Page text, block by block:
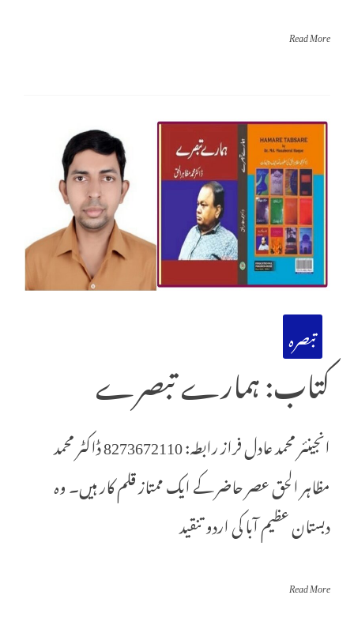
Read More
تبصرہ
کتاب: ہمارے تبصرے
انجینئر محمد عادل فراز رابطہ: 8273672110 ڈاکٹر محمد
مظاہر الحق عصر حاضر کے ایک ممتاز قلم کار ہیں۔ وہ
دبستان عظیم آبا کی اردو تنقید
Read More